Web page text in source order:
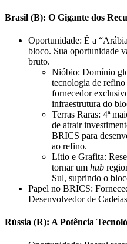
Brasil (B): O Gigante dos
Oportunidade: É a
bloco. Sua oportunidade
bruto.
Nióbio: Domínio
tecnologia de
fornecedor
infraestrutura do
Terras Raras: 4ª
de atrair
BRICS para
ao refino.
Lítio e Grafita:
tornar um hub
Sul, suprindo o
Papel no BRICS:
Desenvolvedor de
Rússia (R): A Potência